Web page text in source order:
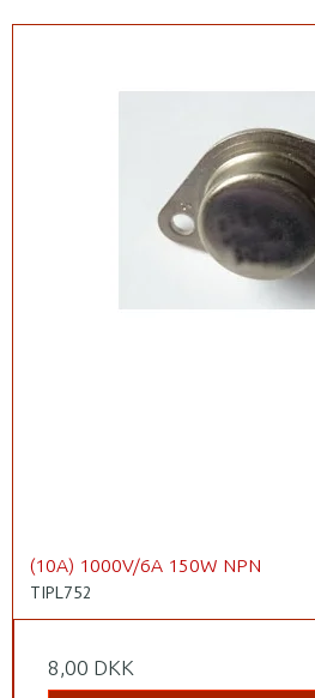
(10A) 1000V/6A 150W NPN
TIPL752
8,00 DKK